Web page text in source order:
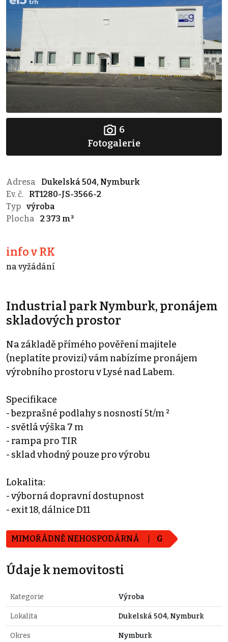
6
Fotogalerie
Adresa
Dukelská 504, Nymburk
Ev. č.
RT1280-JS-3566-2
Typ výroba
Plocha
2 373 m²
info v RK
na vyžádání
Industrial park Nymburk, pronájem
skladových prostor
Na základě přímého pověření majitele
(neplatíte provizi) vám nabízíme pronájem
výrobního prostoru v Lysé nad Labem.
Specifikace
- bezprašné podlahy s nosností 5t/m ²
- světlá výška 7 m
- rampa pro TIR
- sklad vhodný pouze pro výrobu
Lokalita:
- výborná dopravní dostupnost
- exit 18, dálnice D11
MIMOŘÁDNĚ NEHOSPODÁRNÁ G
Údaje k nemovitosti
Kategorie Výroba
Lokalita Dukelská 504, Nymburk
Okres Nymburk